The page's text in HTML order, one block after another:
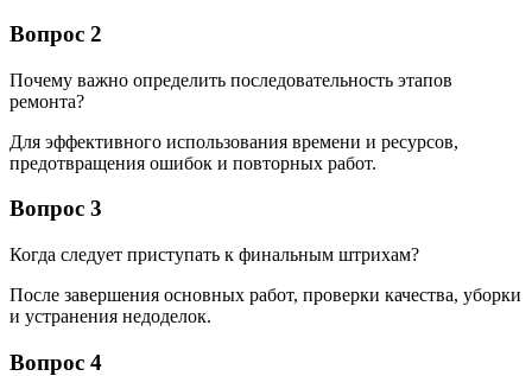
Вопрос 2
Почему важно определить последовательность этапов
ремонта?
Для эффективного использования времени и ресурсов,
предотвращения ошибок и повторных работ.
Вопрос 3
Когда следует приступать к финальным штрихам?
После завершения основных работ, проверки качества, уборки
и устранения недоделок.
Вопрос 4